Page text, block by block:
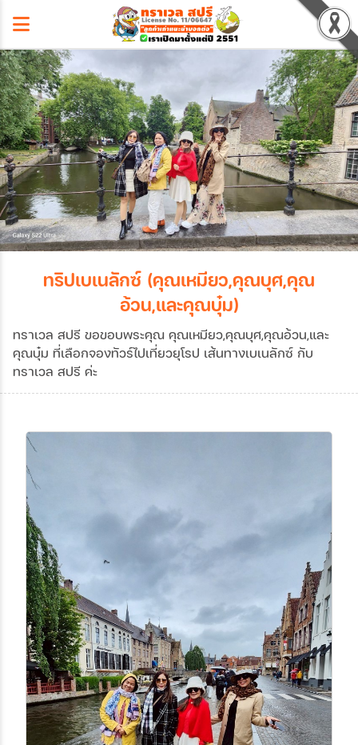
ทริปเบเนลักซ์ (คุณเหมียว,คุณบุศ,คุณ
อ้วน,และคุณบุ๋ม)
ทราเวล สปรี ขอขอบพระคุณ คุณเหมียว,คุณบุศ,คุณอ้วน,และ
คุณบุ๋ม ที่เลือกจองทัวร์ไปเที่ยวยุโรป เส้นทางเบเนลักซ์ กับ
ทราเวล สปรี ค่ะ